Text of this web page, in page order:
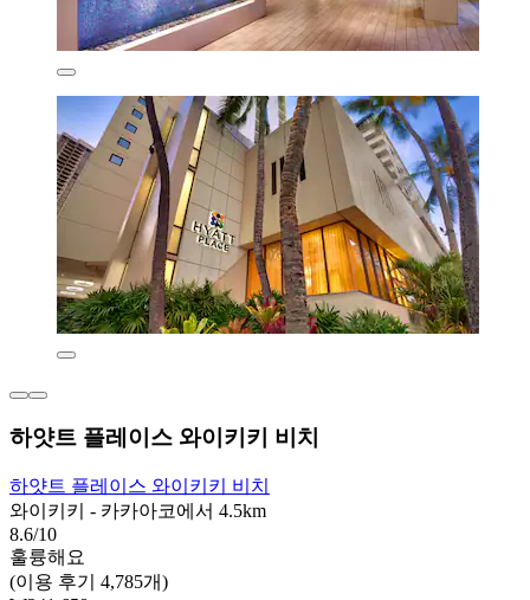
하얏트 플레이스 와이키키 비치
하얏트 플레이스 와이키키 비치
와이키키 - 카카아코에서 4.5km
8.6/10
훌륭해요
(이용 후기 4,785개)